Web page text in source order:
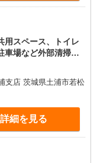
ため、記載されている
ンセリング（電話）で
国からお仕事をご案
用スペース、トイレ
車場など外部清掃も
店 茨城県土浦市若松
詳細を見る